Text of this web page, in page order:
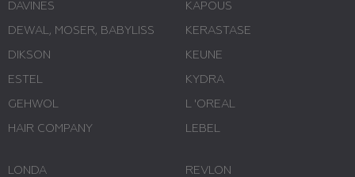
DAVINES
DEWAL, MOSER, BABYLISS
DIKSON
ESTEL
GEHWOL
HAIR COMPANY
KAPOUS
KERASTASE
KEUNE
KYDRA
L 'ОREAL
LEBEL
LONDA REVLON